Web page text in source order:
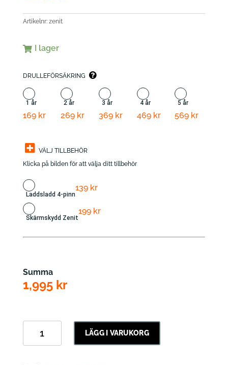
Artikelnr: zenit
I lager
DRULLEFÖRSÄKRING
1 år
169 kr
2 år
269 kr
3 år
369 kr
4 år
469 kr
5 år
569 kr
+
VÄLJ TILLBEHÖR
Klicka på bilden för att välja ditt tillbehör
Laddsladd 4-pinn
139 kr
Skärmskydd Zenit
199 kr
Summa
1,995 kr
mängd
LÄGG I VARUKORG